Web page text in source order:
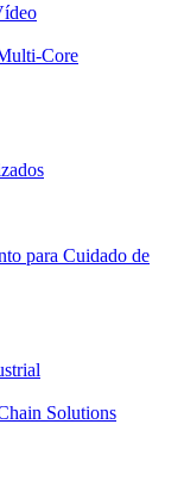
Core
para Cuidado de
Solutions